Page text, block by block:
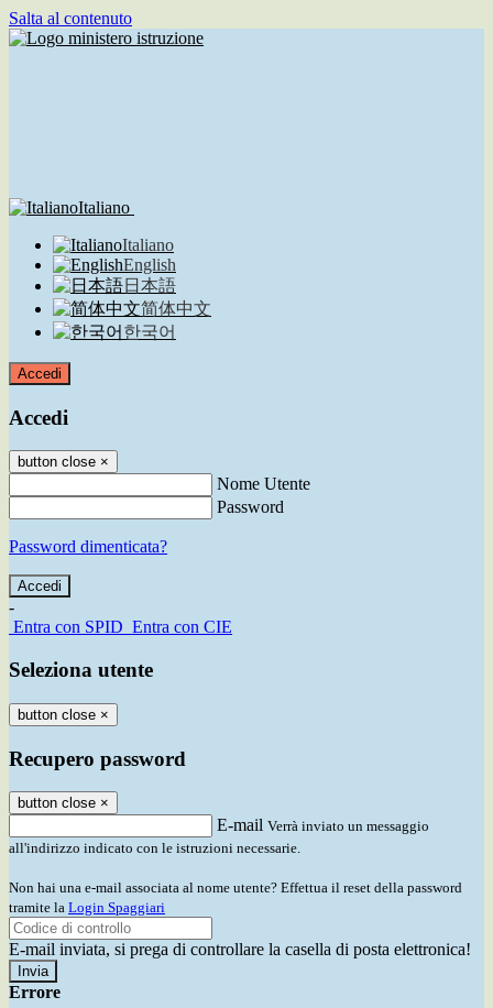
Salta al contenuto
Italiano
Italiano
English
日本語
简体中文
한국어
Accedi
Accedi
button close ×
Nome Utente
Password
Password dimenticata?
-
Entra con SPID Entra con CIE
Seleziona utente
button close ×
Recupero password
button close ×
E-mail Verrà inviato un messaggio
all'indirizzo indicato con le istruzioni necessarie.
Non hai una e-mail associata al nome utente? Effettua il reset della password
tramite la Login Spaggiari
E-mail inviata, si prega di controllare la casella di posta elettronica!
Errore